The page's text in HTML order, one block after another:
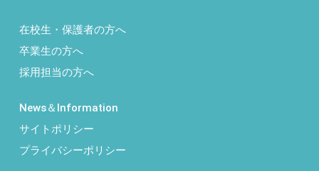
在校生・保護者の方へ
卒業生の方へ
採用担当の方へ
News＆Information
サイトポリシー
プライバシーポリシー